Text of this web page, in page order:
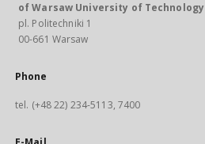
of Warsaw University of Technology
pl. Politechniki 1
00-661 Warsaw
Phone
tel. (+48 22) 234-5113, 7400